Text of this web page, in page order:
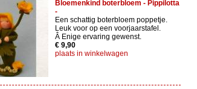
Bloemenkind boterbloem - Pippilotta
-
Een schattig boterbloem poppetje.
Leuk voor op een voorjaarstafel.
Â Enige ervaring gewenst.
€ 9,90
plaats in winkelwagen